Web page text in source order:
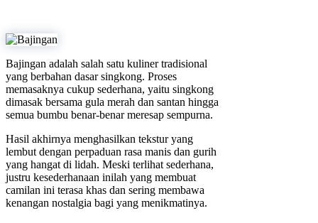
Bajingan adalah salah satu kuliner tradisional
yang berbahan dasar singkong. Proses
memasaknya cukup sederhana, yaitu singkong
dimasak bersama gula merah dan santan hingga
semua bumbu benar-benar meresap sempurna.
Hasil akhirnya menghasilkan tekstur yang
lembut dengan perpaduan rasa manis dan gurih
yang hangat di lidah. Meski terlihat sederhana,
justru kesederhanaan inilah yang membuat
camilan ini terasa khas dan sering membawa
kenangan nostalgia bagi yang menikmatinya.